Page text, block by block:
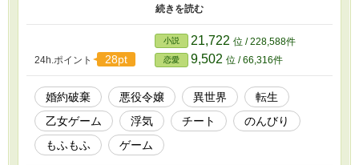
し寄せてきて！？ 恋愛ベタな姫巫女様は、のんびり異世界生活を
楽しめる……か？ ※ラブコメディになりたいんですが、どうにも
シリアスが押し寄せてきます。
24h.ポイント 28pt
小説 21,722 位 / 228,588件
恋愛 9,502 位 / 66,316件
婚約破棄 悪役令嬢 異世界
転生
乙女ゲーム
浮気 チート
のんびり
もふもふ
ゲーム